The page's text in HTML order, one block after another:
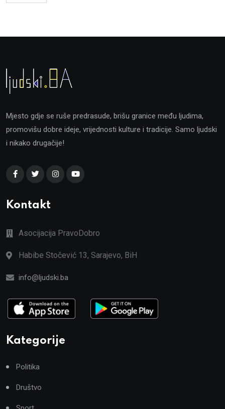
Mjesto gdje se ruše predrasude, brišu granice među ljudima,
promovišu dobre ideje, vrijednosti kulture i tradicije. Samo ljudski
i nikako drugačije!
Kontakt
Asocijacija PravoDobro
Habibe Stočević 13, Sarajevo, BiH
info@ljudski.ba
Kategorije
Politika
Društvo